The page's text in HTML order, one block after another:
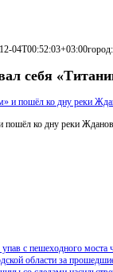
04T00:52:03+03:00город:
себя
ко дну реки
с пешеходного моста
области за